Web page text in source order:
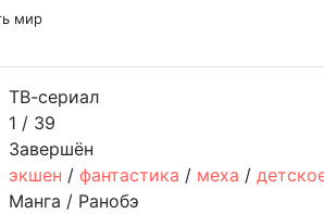
мир
ТВ-сериал
1 / 39
Завершён
экшен / фантастика / меха /
Манга / Ранобэ